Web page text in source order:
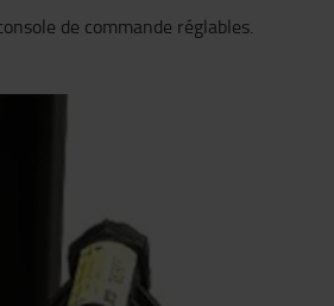
de commande réglables.